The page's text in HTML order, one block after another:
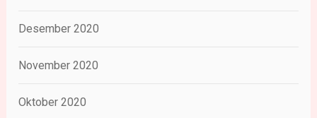
Desember 2020
November 2020
Oktober 2020